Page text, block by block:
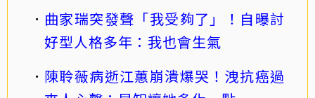
曲家瑞突發聲「我受夠了」！自曝討
好型人格多年：我也會生氣
陳聆薇病逝江蕙崩潰爆哭！洩抗癌過